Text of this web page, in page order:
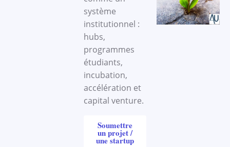
système
institutionnel :
hubs,
programmes
étudiants,
incubation,
accélération et
capital venture.
Soumettre
un projet /
une startup